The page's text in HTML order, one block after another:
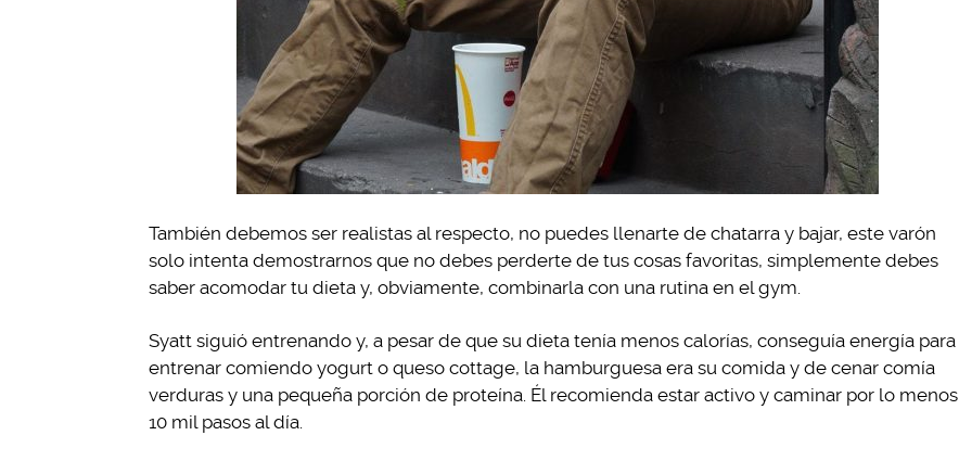
También debemos ser realistas al respecto, no puedes llenarte de chatarra y bajar, este varón
solo intenta demostrarnos que no debes perderte de tus cosas favoritas, simplemente debes
saber acomodar tu dieta y, obviamente, combinarla con una rutina en el gym.
Syatt siguió entrenando y, a pesar de que su dieta tenía menos calorías, conseguía energía para
entrenar comiendo yogurt o queso cottage, la hamburguesa era su comida y de cenar comía
verduras y una pequeña porción de proteína. Él recomienda estar activo y caminar por lo menos
10 mil pasos al día.